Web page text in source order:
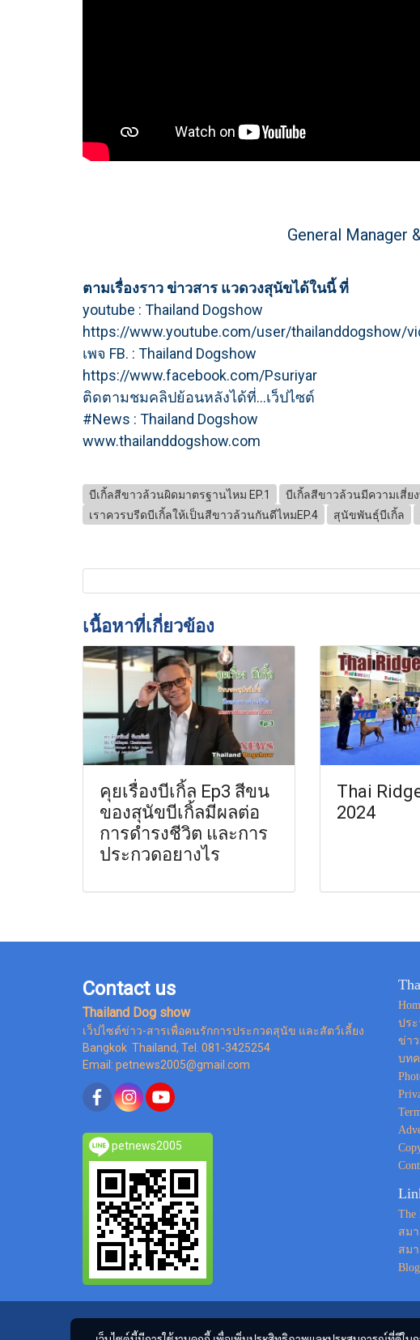
General Manager
ตามเรื่องราว ข่าวสาร แวดวงสุนัขได้ในนี้ ที่
youtube : Thailand Dogshow
https://www.youtube.com/user/thailanddogshow/
เพจ FB. : Thailand Dogshow
https://www.facebook.com/Psuriyar
ติดตามชมคลิปย้อนหลังได้ที่...เว็ปไซต์
#News : Thailand Dogshow
www.thailanddogshow.com
บีเกิ้ลสีขาวล้วนผิดมาตรฐานไหม EP.1 บีเกิ้ลสีขาวล้วนมีความเสี่ย
เราควรบรีดบีเกิ้ลให้เป็นสีขาวล้วนกันดีไหมEP.4
สุนัขพันธุ์บีเกิ้ล
เนื้อหาที่เกี่ยวข้อง
คุยเรื่องบีเกิ้ล Ep3 สีขน
ของสุนัขบีเกิ้ลมีผลต่อ
การดำรงชีวิต และการ
ประกวดอยางไร
Thai
2024
Contact us
Thailand Dog show
เว็ปไซต์ข่าว-สารเพื่อคนรักการประกวดสุนัข และสัตว์เลี้ยง
Bangkok Thailand, Tel. 081-3425254
Email: petnews2005@gmail.com
petnews2005
ปร
ข่า
บท
The
สม
สม